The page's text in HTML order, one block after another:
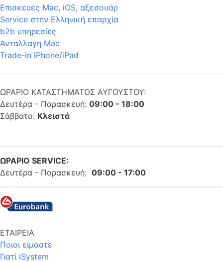
Επισκευές Mac, iOS, αξεσουάρ
Service στην Eλληνική επαρχία
b2b υπηρεσίες
Ανταλλαγη Mac
Trade-in iPhone/iPad
ΩΡΑΡΙΟ ΚΑΤΑΣΤΗΜΑΤΟΣ ΑΥΓΟΥΣΤΟΥ:
Δευτέρα - Παρασκευή: 09:00 - 18:00
Σάββατο: Κλειστά
ΩΡΑΡΙΟ SERVICE:
Δευτέρα - Παρασκευή: 09:00 - 17:00
ΕΤΑΙΡΕΙΑ
Ποιοι είμαστε
Γιατί iSystem